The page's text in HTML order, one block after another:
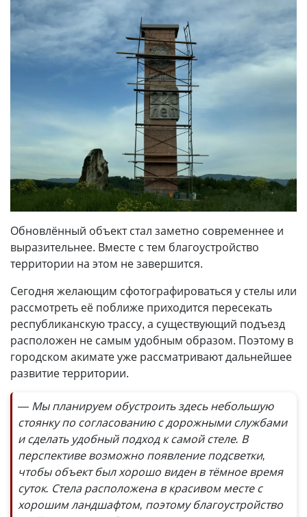
Обновлённый объект стал заметно современнее и
выразительнее. Вместе с тем благоустройство
территории на этом не завершится.
Сегодня желающим сфотографироваться у стелы или
рассмотреть её поближе приходится пересекать
республиканскую трассу, а существующий подъезд
расположен не самым удобным образом. Поэтому в
городском акимате уже рассматривают дальнейшее
развитие территории.
— Мы планируем обустроить здесь небольшую
стоянку по согласованию с дорожными службами
и сделать удобный подход к самой стеле. В
перспективе возможно появление подсветки,
чтобы объект был хорошо виден в тёмное время
суток. Стела расположена в красивом месте с
хорошим ландшафтом, поэтому благоустройство